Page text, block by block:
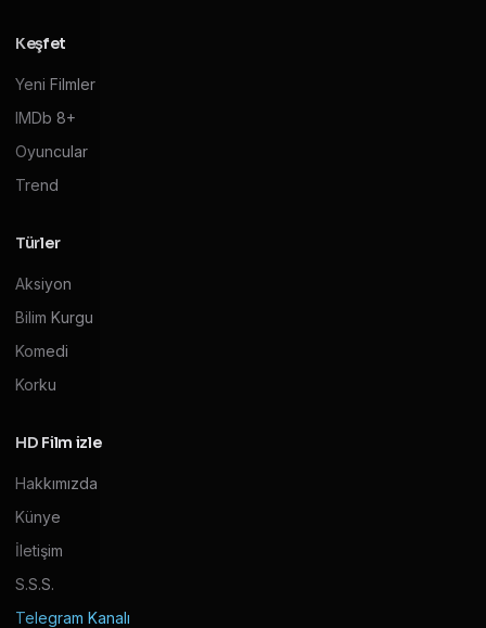
Keşfet
Yeni Filmler
IMDb 8+
Oyuncular
Trend
Türler
Aksiyon
Bilim Kurgu
Komedi
Korku
HD Film izle
Hakkımızda
Künye
İletişim
S.S.S.
Telegram Kanalı